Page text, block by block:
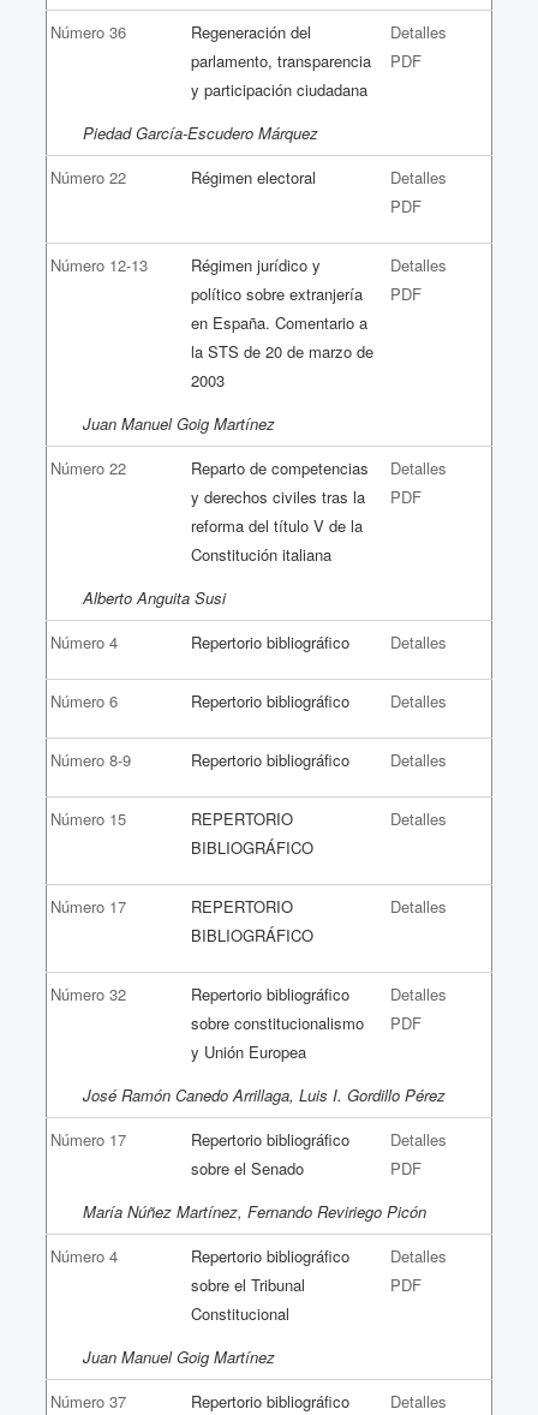
Número 36
Regeneración del
parlamento, transparencia
y participación ciudadana
Detalles
PDF
Piedad García-Escudero Márquez
Número 22
Régimen electoral
Detalles
PDF
Número 12-13
Régimen jurídico y
político sobre extranjería
en España. Comentario a
la STS de 20 de marzo de
2003
Detalles
PDF
Juan Manuel Goig Martínez
Número 22
Reparto de competencias
y derechos civiles tras la
reforma del título V de la
Constitución italiana
Detalles
PDF
Alberto Anguita Susi
Número 4
Repertorio bibliográfico Detalles
Número 6 Repertorio bibliográfico Detalles
Número 8-9 Repertorio bibliográfico Detalles
Número 15
REPERTORIO
BIBLIOGRÁFICO
Detalles
Número 17
REPERTORIO
BIBLIOGRÁFICO
Detalles
Número 32
Repertorio bibliográfico
sobre constitucionalismo
y Unión Europea
Detalles
PDF
José Ramón Canedo Arrillaga, Luis I. Gordillo Pérez
Número 17
Repertorio bibliográfico
sobre el Senado
Detalles
PDF
María Núñez Martínez, Fernando Reviriego Picón
Número 4
Repertorio bibliográfico
sobre el Tribunal
Constitucional
Detalles
PDF
Juan Manuel Goig Martínez
Número 37
Repertorio bibliográfico Detalles